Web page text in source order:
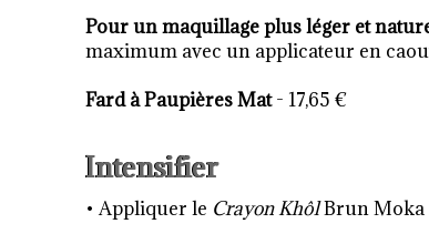
Pour un maquillage plus léger et
maximum avec un applicateur en
Fard à Paupières Mat- 17,65 €
Intensifier
• Appliquer le Crayon KhôlBrun Moka